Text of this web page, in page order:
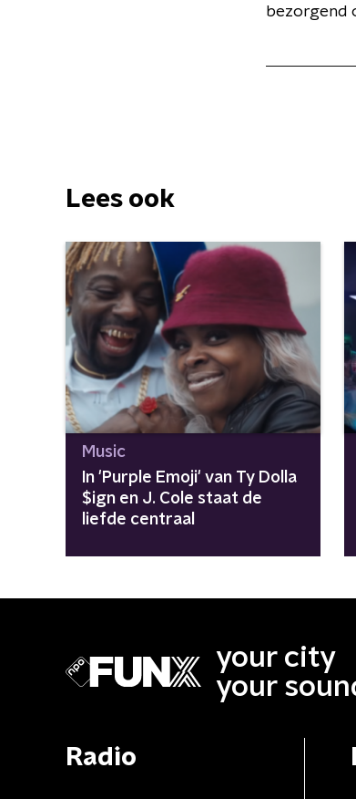
bezorgend
Lees ook
Music
In 'Purple Emoji' van Ty Dolla
$ign en J. Cole staat de
liefde centraal
your city
your
Radio